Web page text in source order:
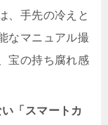
、手先の冷えと
なマニュアル撮
宝の持ち腐れ感
「スマートカ